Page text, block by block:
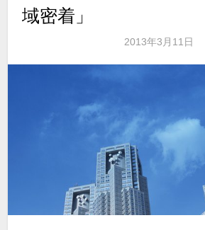
域密着」
2013年3月11日